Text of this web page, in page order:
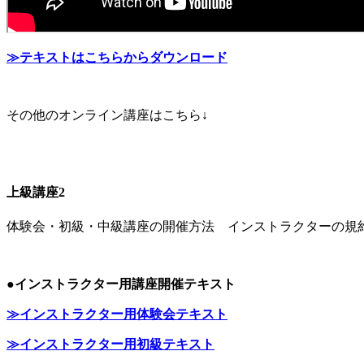
≫テキストはこちらからダウンロード
その他のオンライン講座はこちら↓
上級講座2
体験会・初級・中級講座の開催方法 インストラクターの規
●インストラクター用講座開催テキスト
≫インストラクター用体験会テキスト
≫インストラクター用初級テキスト